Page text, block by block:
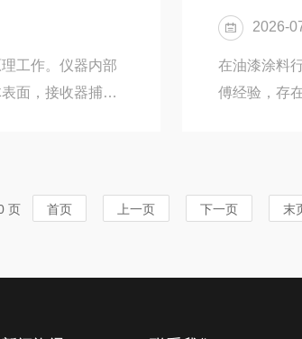
、林业调查的核
光谱相机产
700nm）：
工作。仪器内部
面，接收器捕获
用场景光泽度仪
2026-
在油漆涂料
傅经验，存
型时不清楚
料行业，梳
页 首页 上一页 下一页 末